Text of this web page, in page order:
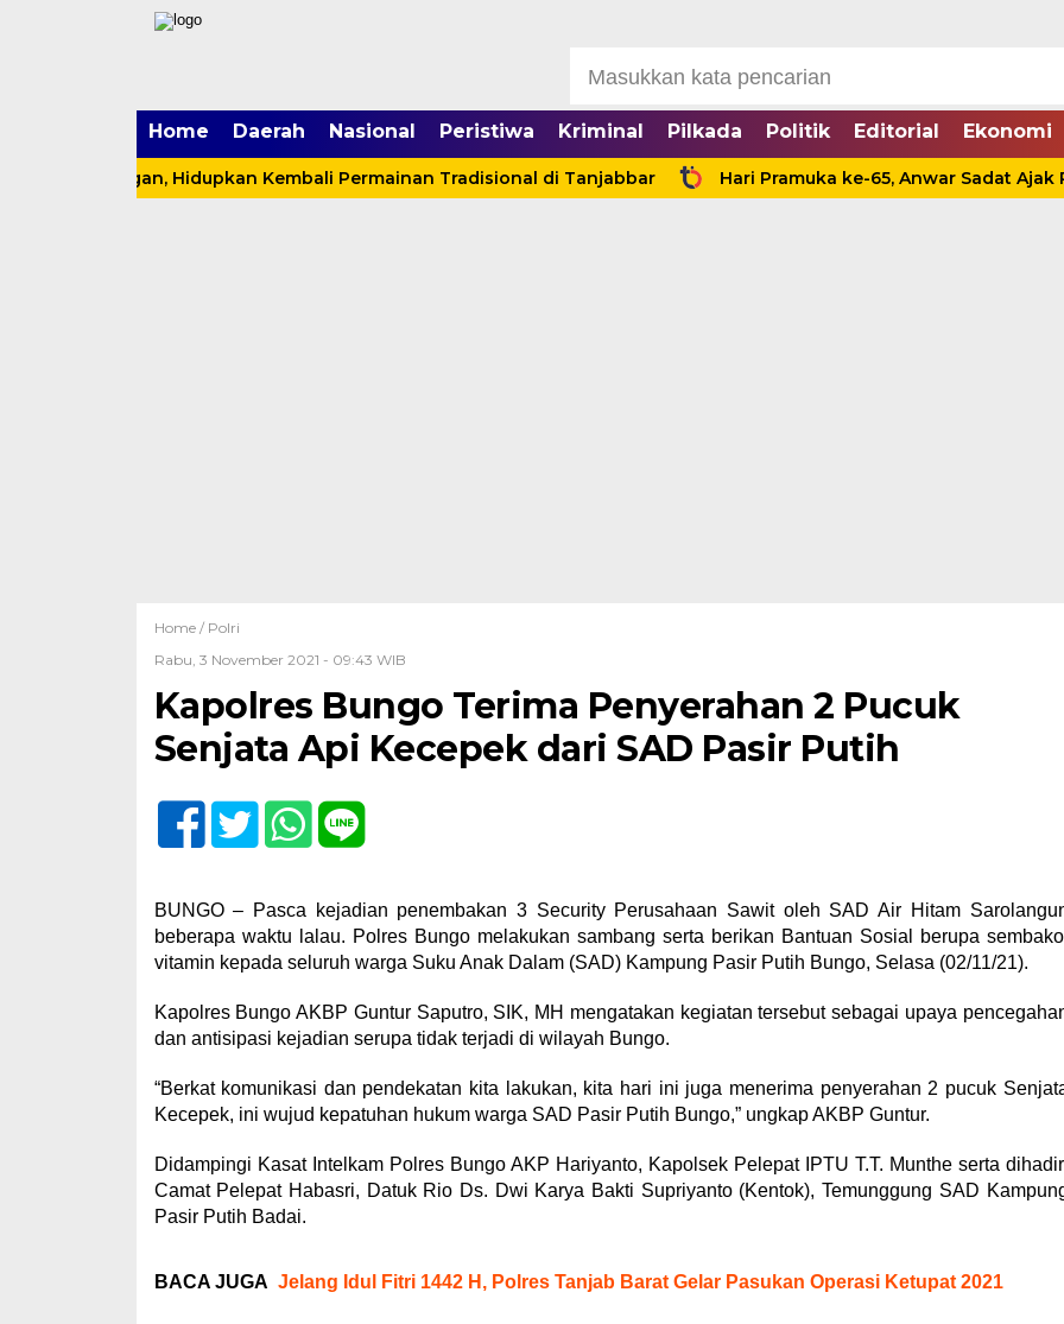
mgid.com, 522897, DIRECT, d4c29acad76ce94f
Home Daerah Nasional Peristiwa Kriminal Pilkada Politik Editorial Ekonomi
Layangan, Hidupkan Kembali Permainan Tradisional di Tanjabbar Hari Pramuka ke-65, Anwar Sadat Ajak
Home / Polri
Rabu, 3 November 2021 - 09:43 WIB
Kapolres Bungo Terima Penyerahan 2 Pucuk
Senjata Api Kecepek dari SAD Pasir Putih
BUNGO – Pasca kejadian penembakan 3 Security Perusahaan Sawit oleh SAD Air Hitam
beberapa waktu lalau. Polres Bungo melakukan sambang serta berikan Bantuan Sosial berupa
vitamin kepada seluruh warga Suku Anak Dalam (SAD) Kampung Pasir Putih Bungo, Selasa (02/11/21).
Kapolres Bungo AKBP Guntur Saputro, SIK, MH mengatakan kegiatan tersebut sebagai upaya
dan antisipasi kejadian serupa tidak terjadi di wilayah Bungo.
“Berkat komunikasi dan pendekatan kita lakukan, kita hari ini juga menerima penyerahan 2 pucuk
Kecepek, ini wujud kepatuhan hukum warga SAD Pasir Putih Bungo,” ungkap AKBP Guntur.
Didampingi Kasat Intelkam Polres Bungo AKP Hariyanto, Kapolsek Pelepat IPTU T.T. Munthe serta
Camat Pelepat Habasri, Datuk Rio Ds. Dwi Karya Bakti Supriyanto (Kentok), Temunggung SAD
Pasir Putih Badai.
BACA JUGA Jelang Idul Fitri 1442 H, Polres Tanjab Barat Gelar Pasukan Operasi Ketupat 2021